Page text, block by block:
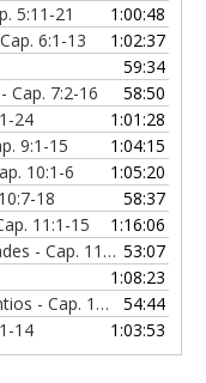
5:11-21
1:00:48
6:1-13
1:02:37
59:34
Cap. 7:2-16
58:50
24
1:01:28
9:1-15
1:04:15
10:1-6
1:05:20
18
58:37
11:1-15
1:16:06
11:16-33
53:07
1:08:23
12:11-21
54:44
14 1:03:53